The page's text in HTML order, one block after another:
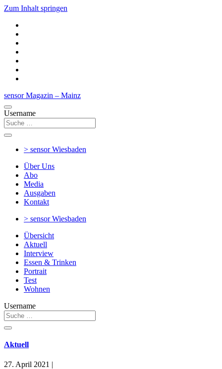
Zum Inhalt springen
sensor Magazin – Mainz
Username
> sensorWiesbaden
Über Uns
Abo
Media
Ausgaben
Kontakt
> sensorWiesbaden
Übersicht
Aktuell
Interview
Essen & Trinken
Portrait
Test
Wohnen
Username
Aktuell
27. April 2021 |